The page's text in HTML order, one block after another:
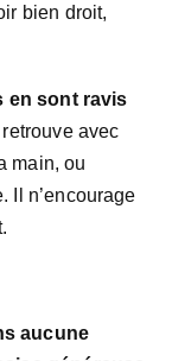
bien droit,
en sont ravis
avec
main, ou
Il n’encourage
aucune